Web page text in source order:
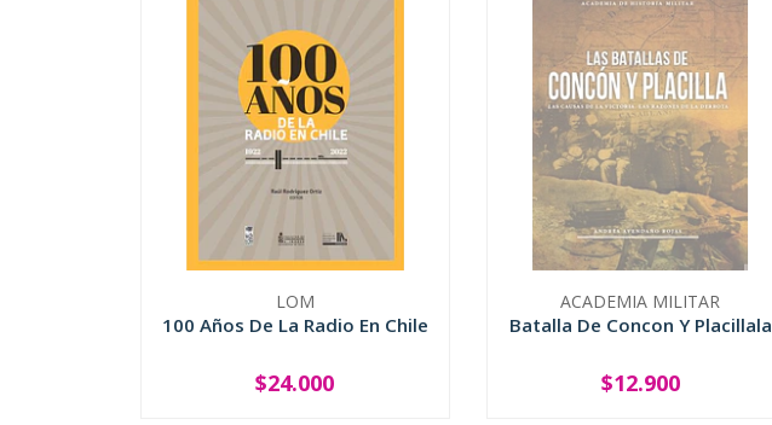
LOM
100 Años De La Radio En Chile
+
$24.000
ACADEMIA MILITAR
Batalla De Concon Y Placillala
SOLD OUT
$12.900